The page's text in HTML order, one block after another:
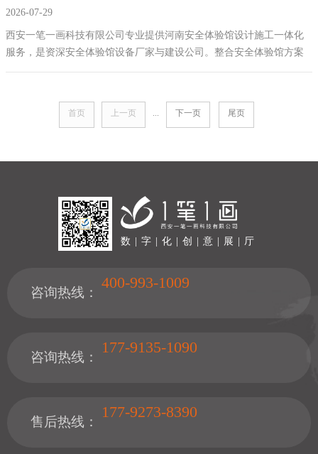
厂家 安全体验馆建设公司
2026-07-29
西安一笔一画科技有限公司专业提供河南安全体验馆设计施工一体化
服务，是资深安全体验馆设备厂家与建设公司。整合安全体验馆方案
设计、设备供应及施工落地，打造集安全认知、实训体验、文化传播
首页 上一页 ... 下一页 尾页
数 | 字 | 化 | 创 | 意 | 展 | 厅
咨询热线：
400-993-1009
咨询热线：
177-9135-1090
售后热线：
177-9273-8390